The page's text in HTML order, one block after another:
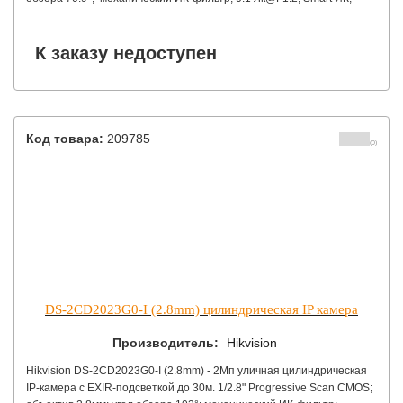
К заказу недоступен
Код товара: 209785 (0)
DS-2CD2023G0-I (2.8mm) цилиндрическая IP камера
Производитель: Hikvision
Hikvision DS-2CD2023G0-I (2.8mm) - 2Мп уличная цилиндрическая
IP-камера с EXIR-подсветкой до 30м. 1/2.8" Progressive Scan CMOS;